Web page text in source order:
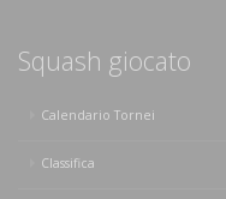
Squash giocato
Calendario Tornei
Classifica